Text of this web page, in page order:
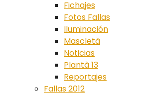
Fichajes
Fotos Fallas
Iluminación
Mascletà
Noticias
Plantà 13
Reportajes
Fallas 2012